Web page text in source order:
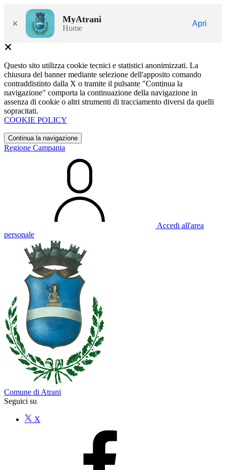
× MyAtrani
Home
Apri
Questo sito utilizza cookie tecnici e statistici anonimizzati. La
chiusura del banner mediante selezione dell'apposito comando
contraddistinto dalla X o tramite il pulsante "Continua la
navigazione" comporta la continuazione della navigazione in
assenza di cookie o altri strumenti di tracciamento diversi da quelli
sopracitati.
COOKIE POLICY
Continua la navigazione
Regione Campania
Accedi all'area
personale
Comune di Atrani
Seguici su
X